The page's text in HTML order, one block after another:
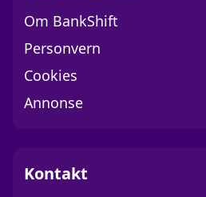
Om BankShift
Personvern
Cookies
Annonse
Kontakt